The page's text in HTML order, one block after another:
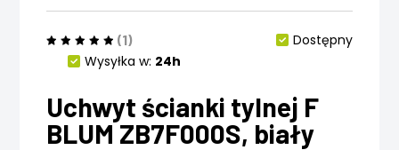
(1)
Dostępny
Wysyłka w: 24h
Uchwyt ścianki tylnej F
BLUM ZB7F000S, biały